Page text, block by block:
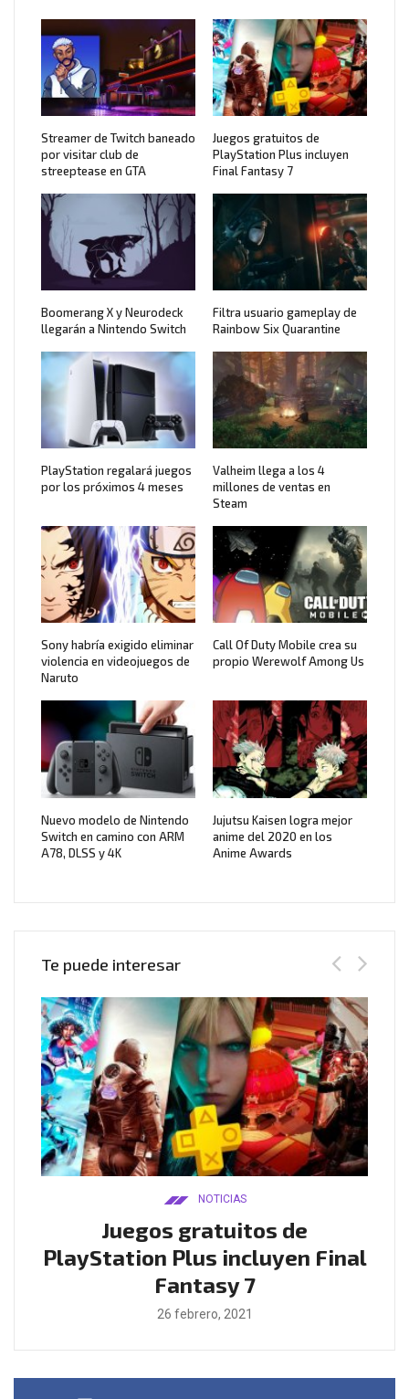
Streamer de Twitch baneado
por visitar club de
streeptease en GTA
Juegos gratuitos de
PlayStation Plus incluyen
Final Fantasy 7
Boomerang X y Neurodeck
llegarán a Nintendo Switch
Filtra usuario gameplay de
Rainbow Six Quarantine
PlayStation regalará juegos
por los próximos 4 meses
Valheim llega a los 4
millones de ventas en
Steam
Sony habría exigido eliminar
violencia en videojuegos de
Naruto
Call Of Duty Mobile crea su
propio Werewolf Among Us
Nuevo modelo de Nintendo
Switch en camino con ARM
A78, DLSS y 4K
Jujutsu Kaisen logra mejor
anime del 2020 en los
Anime Awards
Te puede interesar
NOTICIAS
Juegos gratuitos de
PlayStation Plus incluyen Final
Fantasy 7
26 febrero, 2021